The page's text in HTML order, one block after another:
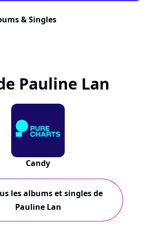
& Singles
Pauline Lan
Candy
les albums et singles de
Pauline Lan